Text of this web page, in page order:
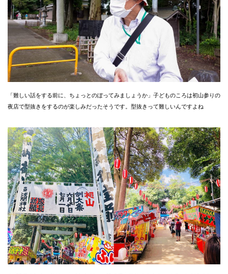
「難しい話をする前に、ちょっとのぼってみましょうか」子どものころは初山参りの
夜店で型抜きをするのが楽しみだったそうです。型抜きって難しいんですよね